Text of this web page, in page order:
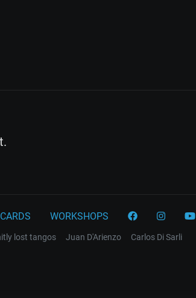
CARDS WORKSHOPS
lost tangos Juan D'Arienzo
Carlos Di Sarli